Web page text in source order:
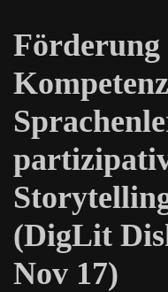
(DigLit
Nov 17)